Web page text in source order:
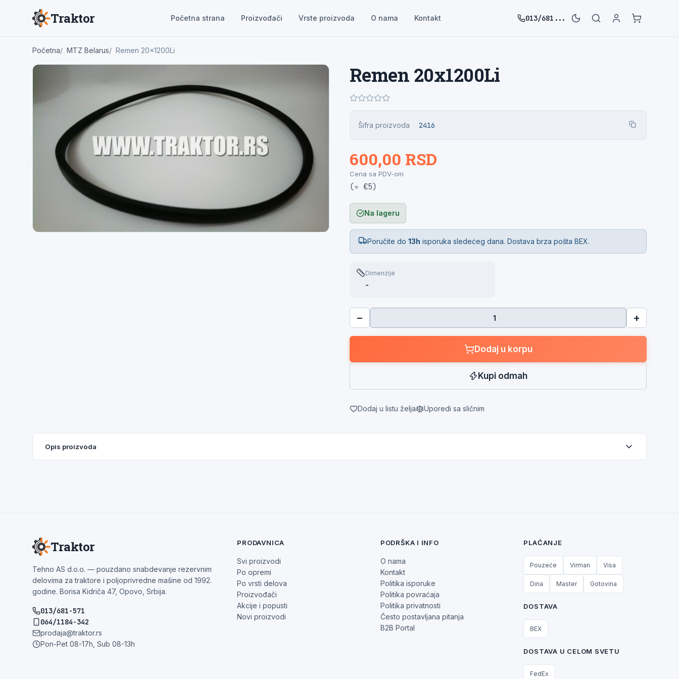
Traktor Početna strana Proizvođači Vrste proizvoda O nama Kontakt 013/681...
Početna MTZ Belarus Remen 20x1200Li
Remen 20x1200Li
Šifra proizvoda 2416
600,00 RSD
Cena sa PDV-om
(≈ €5)
Na lageru
Poručite do 13h isporuka sledećeg dana. Dostava brza pošta BEX.
Dimenzije
-
− +
Dodaj u korpu
Kupi odmah
Dodaj u listu želja Uporedi sa sličnim
Opis proizvoda
Traktor
Tehno AS d.o.o. — pouzdano snabdevanje rezervnim
delovima za traktore i poljoprivredne mašine od 1992.
godine. Borisa Kidriča 47, Opovo, Srbija.
013/681-571
064/1184-342
prodaja@traktor.rs
Pon-Pet 08-17h, Sub 08-13h
PRODAVNICA
Svi proizvodi
Po opremi
Po vrsti delova
Proizvođači
Akcije i popusti
Novi proizvodi
PODRŠKA I INFO
O nama
Kontakt
Politika isporuke
Politika povraćaja
Politika privatnosti
Često postavljana pitanja
B2B Portal
PLAĆANJE
Pouzeće Virman Visa
Dina Master Gotovina
DOSTAVA
BEX
DOSTAVA U CELOM SVETU
FedEx